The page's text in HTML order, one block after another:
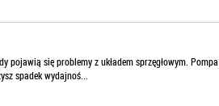
pojawią się problemy z układem sprzęgłowym.
spadek wydajnoś...